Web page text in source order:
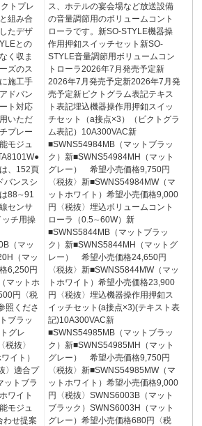
トプレ
組み合
たデザ
との
く収ま
ズのス
施工手
ドバン
ト対応
いただ
プレー
モジュ
、152頁
バンスシ
88∼91
センサ
ッチ用操
（マッ
（マッ
6,250円
マットホ
円〈税
照くださ
ブラッ
グレ
税抜〉
イト）
〉適合プ
ットブラ
ワイト
モジュ
わせ提案
ス、ホテルの宴会場など放送設備
の音量調節用のボリュームコント
ローラです。新SO-STYLE機器操
作用押釦スイッチセット新SO-
STYLE音量調節用ボリュームコン
トローラ2026年7月発売予定新
2026年7月発売予定新2026年7月発
売予定新ピクトグラム表記テキス
ト表記埋込機器操作用押釦スイッ
チセット（a接点×3）（ピクトグラ
ム表記）10A300VAC新
■SWNS54984MB（マットブラッ
ク）新■SWNS54984MH（マット
グレー） 希望小売価格9,750円
〈税抜〉新■SWNS54984MW（マ
ットホワイト）希望小売価格9,000
円〈税抜〉埋込ボリュームコント
ローラ（0.5∼60W）新
■SWNS5844MB（マットブラッ
ク）新■SWNS5844MH（マットグ
レー） 希望小売価格24,650円
〈税抜〉新■SWNS5844MW（マッ
トホワイト）希望小売価格23,900
円〈税抜〉埋込機器操作用押釦ス
イッチセット(a接点×3)(テキスト表
記)10A300VAC新
■SWNS54985MB（マットブラッ
ク）新■SWNS54985MH（マット
グレー） 希望小売価格9,750円
〈税抜〉新■SWNS54985MW（マ
ットホワイト）希望小売価格9,000
円〈税抜〉SWNS6003B（マット
ブラック）SWNS6003H（マット
グレー）希望小売価格680円〈税